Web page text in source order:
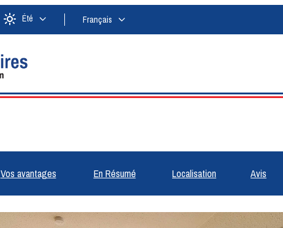
Été Français
Vos avantages En Résumé Localisation Avis